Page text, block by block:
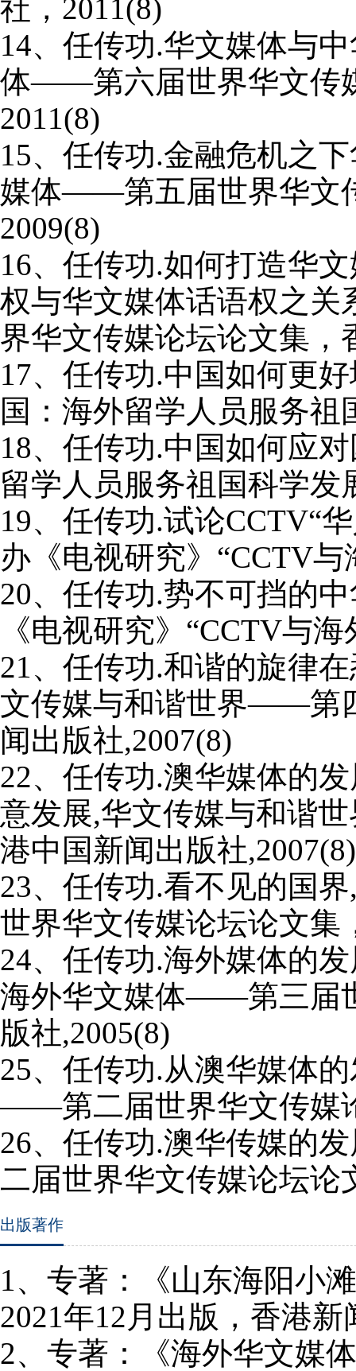
社， 2011(8)
14、任传功.华文媒体与
体——第六届世界华文传
2011(8)
15、任传功.金融危机之
媒体——第五届世界华文
2009(8)
16、任传功.如何打造华
权与华文媒体话语权之关
界华文传媒论坛论文集，
17、任传功.中国如何更
国：海外留学人员服务祖
18、任传功.中国如何应
留学人员服务祖国科学发
19、任传功.试论CCTV“
办《电视研究》“CCTV与
20、任传功.势不可挡的
《电视研究》“CCTV与海
21 、任传功.和谐的旋律
文传媒与和谐世界——第
闻出版社,2007(8)
22、任传功.澳华媒体的
意发展,华文传媒与和谐
港中国新闻出版社,2007(8)
23、任传功.看不见的国界
世界华文传媒论坛论文集
24、任传功.海外媒体的
海外华文媒体——第三届
版社,2005(8)
25、任传功.从澳华媒体
——第二届世界华文传媒
26、任传功.澳华传媒的
二届世界华文传媒论坛论
出版著作
1 、专著：《山东海阳小
2021年12 月出版，香港
2、专著：《海外华文媒